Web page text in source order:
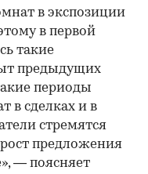
в экспозиции
в первой
такие
предыдущих
периоды
в сделках и в
стремятся
предложения
— поясняет